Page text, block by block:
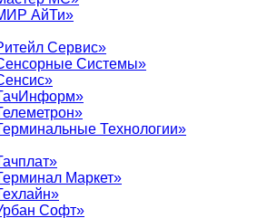
АйТи»
Сервис»
Системы»
Технологии»
Маркет»
Софт»